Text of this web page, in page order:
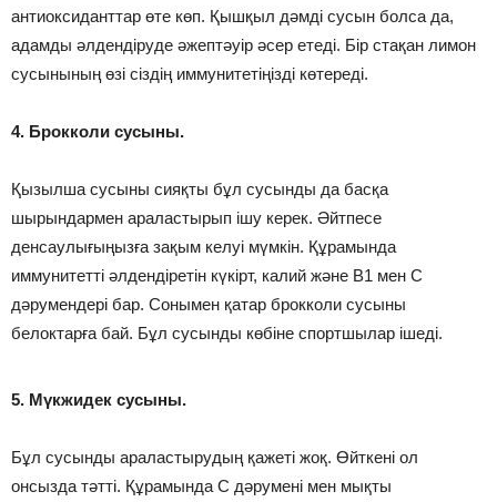
антиоксиданттар өте көп. Қышқыл дәмді сусын болса да,
адамды әлдендіруде әжептәуір әсер етеді. Бір стақан лимон
сусынының өзі сіздің иммунитетіңізді көтереді.
4. Брокколи сусыны.
Қызылша сусыны сияқты бұл сусынды да басқа
шырындармен араластырып ішу керек. Әйтпесе
денсаулығыңызға зақым келуі мүмкін. Құрамында
иммунитетті әлдендіретін күкірт, калий және В1 мен С
дәрумендері бар. Сонымен қатар брокколи сусыны
белоктарға бай. Бұл сусынды көбіне спортшылар ішеді.
5. Мүкжидек сусыны.
Бұл сусынды араластырудың қажеті жоқ. Өйткені ол
онсызда тәтті. Құрамында С дәрумені мен мықты